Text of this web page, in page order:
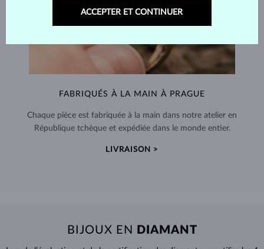
FABRIQUÉS À LA MAIN À PRAGUE
Chaque pièce est fabriquée à la main dans notre atelier en
République tchèque et expédiée dans le monde entier.
LIVRAISON >
BIJOUX EN DIAMANT
ACCEPTER ET CONTINUER